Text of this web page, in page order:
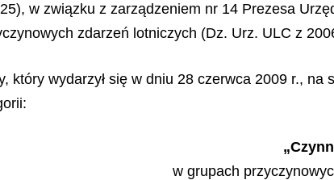
w związku z zarządzeniem nr 14 Prezesa
zdarzeń lotniczych (Dz. Urz. ULC z
który wydarzył się w dniu 28 czerwca 2009 r.,
w grupach